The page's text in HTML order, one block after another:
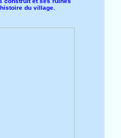
du village.